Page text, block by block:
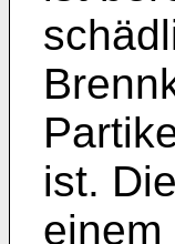
ist.
einem